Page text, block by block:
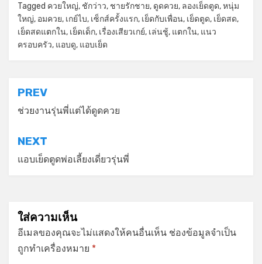
Tagged ควยใหญ่, ชักว่าว, ชายรักชาย, ดูดควย, ลองเย็ดตูด,หนุ่ม
ใหญ่, อมควย, เกย์ไบ, เซ็กส์ครั้งแรก, เย็ดกับเพื่อน, เย็ดตูด, เย็ดสด,
เย็ดสดแตกใน, เย็ดเด็ก, เรื่องเสียวเกย์, เล่นชู้, แตกใน, แนว
ครอบครัว, แอบดู, แอบเย็ด
แนะแนว
เรื่อง
PREV
ช่วยงานรุ่นพี่แต่ได้ดูดควย
NEXT
แอบเย็ดตูดพ่อเลี้ยงเดี่ยวรุ่นพี่
ใส่ความเห็น
อีเมลของคุณจะไม่แสดงให้คนอื่นเห็น ช่องข้อมูลจำเป็น
ถูกทำเครื่องหมาย *